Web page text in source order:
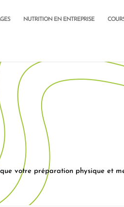
NUTRITION EN ENTREPRISE
votre préparation physique et